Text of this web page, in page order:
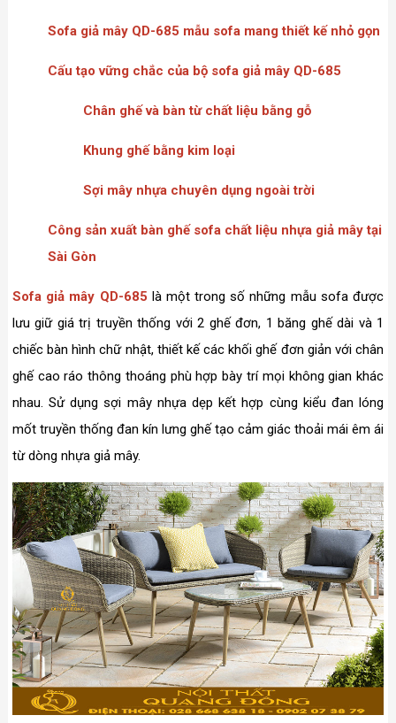
Sofa giả mây QD-685 mẫu sofa mang thiết kế nhỏ gọn
Cấu tạo vững chắc của bộ sofa giả mây QD-685
Chân ghế và bàn từ chất liệu bằng gỗ
Khung ghế bằng kim loại
Sợi mây nhựa chuyên dụng ngoài trời
Công sản xuất bàn ghế sofa chất liệu nhựa giả mây tại
Sài Gòn
Sofa giả mây QD-685 là một trong số những mẫu sofa được
lưu giữ giá trị truyền thống với 2 ghế đơn, 1 băng ghế dài và 1
chiếc bàn hình chữ nhật, thiết kế các khối ghế đơn giản với chân
ghế cao ráo thông thoáng phù hợp bày trí mọi không gian khác
nhau. Sử dụng sợi mây nhựa dẹp kết hợp cùng kiểu đan lóng
mốt truyền thống đan kín lưng ghế tạo cảm giác thoải mái êm ái
từ dòng nhựa giả mây.